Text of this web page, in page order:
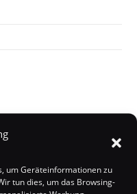
um Geräteinformationen zu
tun dies, um das Browsing-